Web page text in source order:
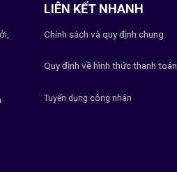
LIÊN KẾT NHANH
Chính sách và quy định chung
Quy định về hình thức thanh toán
Tuyển dụng công nhân